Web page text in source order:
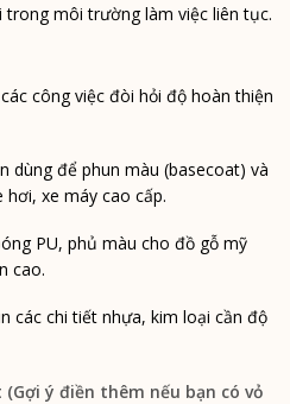
môi trường làm việc liên tục.
công việc đòi hỏi độ hoàn thiện
dùng để phun màu (basecoat) và
xe máy cao cấp.
PU, phủ màu cho đồ gỗ mỹ
cao.
các chi tiết nhựa, kim loại cần độ
ý điền thêm nếu bạn có vỏ